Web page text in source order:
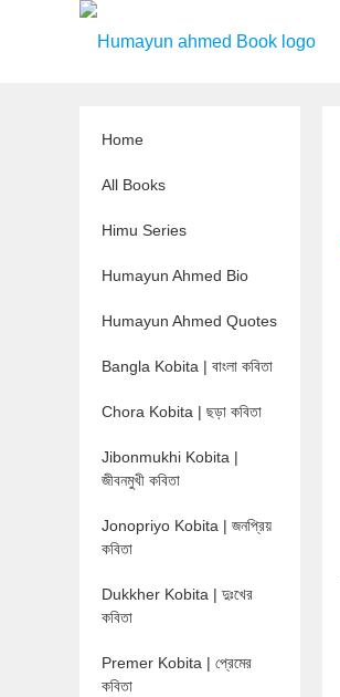
Home
All Books
Himu Series
Humayun Ahmed Bio
Humayun Ahmed Quotes
Bangla Kobita | বাংলা কবিতা
Chora Kobita | ছড়া কবিতা
Jibonmukhi Kobita |
জীবনমুখী কবিতা
Jonopriyo Kobita | জনপ্রিয়
কবিতা
Dukkher Kobita | দুঃখের
কবিতা
Premer Kobita | প্রেমের
কবিতা